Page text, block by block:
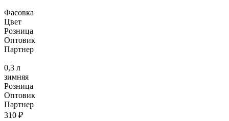
Фасовка
Цвет
Розница
Оптовик
Партнер
0,3 л
зимняя
Розница
Оптовик
Партнер
310 ₽